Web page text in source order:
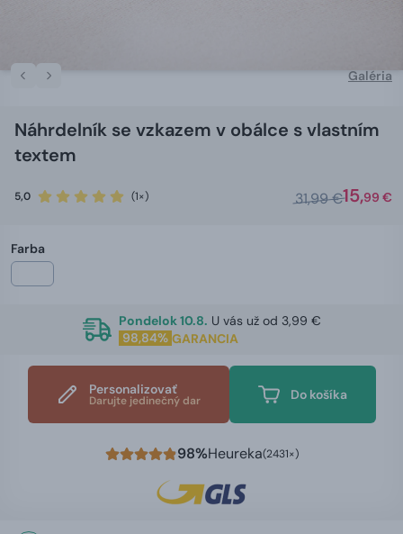
Galéria
Náhrdelník se vzkazem v obálce s vlastním
textem
5,0 (1×) 31,99 €15,99 €
Farba
Pondelok 10.8. U vás už od 3,99 €
98,84% GARANCIA
Personalizovať
Darujte jedinečný dar Do košíka
98%Heureka(2431×)